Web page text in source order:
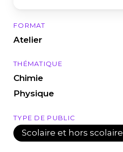
FORMAT
Atelier
THÉMATIQUE
Chimie
Physique
TYPE DE PUBLIC
Scolaire et hors scolaire